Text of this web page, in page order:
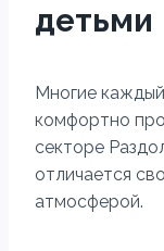
детьми
Многие
комфортно
секторе
отличается
атмосферой.